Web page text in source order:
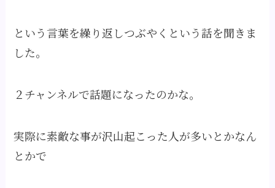
という言葉を繰り返しつぶやくという話を聞きま
した。
２チャンネルで話題になったのかな。
実際に素敵な事が沢山起こった人が多いとかなん
とかで